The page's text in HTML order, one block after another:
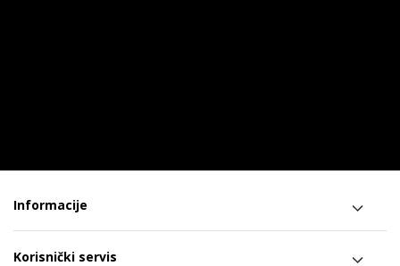
Informacije
Korisnički servis